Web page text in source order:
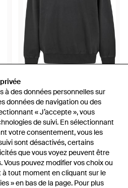
à des données personnelles sur
données de navigation ou des
« J’accepte », vous
de suivi. En sélectionnant
votre consentement, vous les
sont désactivés, certains
que vous voyez peuvent être
pouvez modifier vos choix ou
tout moment en cliquant sur le
» en bas de la page. Pour plus
à des données personnelles sur
données de navigation ou des
« J’accepte », vous
de suivi. En sélectionnant
votre consentement, vous les
sont désactivés, certains
que vous voyez peuvent être
pouvez modifier vos choix ou
tout moment en cliquant sur le
» en bas de la page. Pour plus
96 €
The North Face
Long Sleeve Training Tops -
NoirDe Miinto